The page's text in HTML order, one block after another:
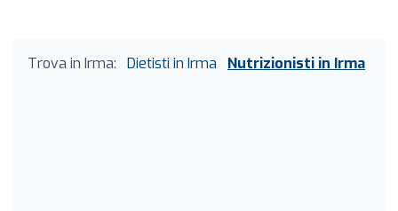
Trova in Irma: Dietisti in Irma Nutrizionisti in Irma